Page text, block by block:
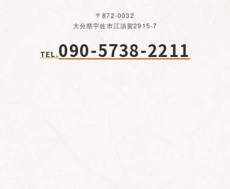
〒872-0032
大分県宇佐市江須賀2915-7
TEL.090-5738-2211